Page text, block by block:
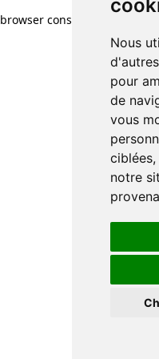
Nous
pour
de
vous
notre
browser console for more